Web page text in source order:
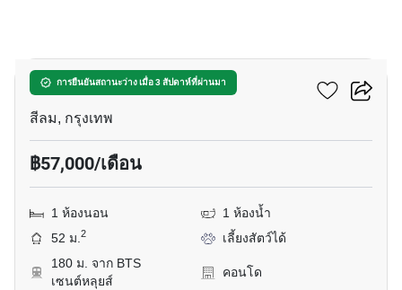
การยืนยันสถานะว่าง เมื่อ 3 สัปดาห์ที่ผ่านมา
เทตต์ สาทร 12
สีลม, กรุงเทพ
฿57,000/เดือน
1 ห้องนอน
1 ห้องน้ำ
52 ม.2
เลี้ยงสัตว์ได้
180 ม. จาก BTS
เซนต์หลุยส์
คอนโด